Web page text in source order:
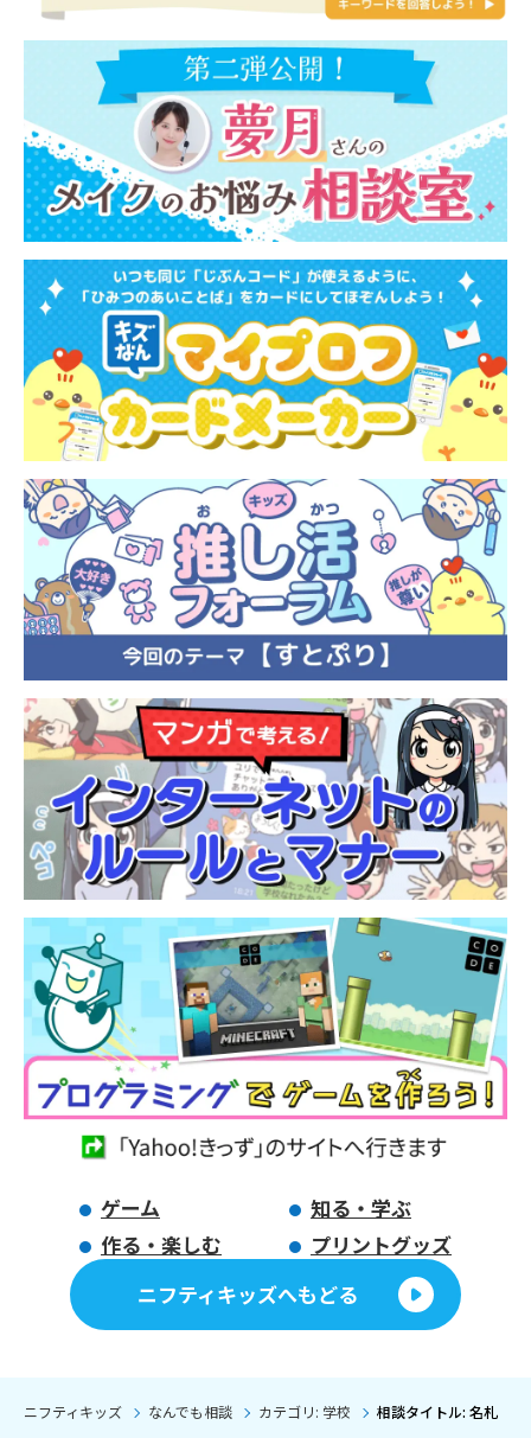
ゲーム
知る・学ぶ
作る・楽しむ
プリントグッズ
ニフティキッズへもどる
ニフティキッズ なんでも相談 カテゴリ: 学校 相談タイトル: 名札